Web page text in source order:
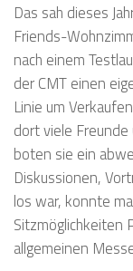
Das sah dieses
Friends-
nach einem
der CMT einen
Linie um
dort viele
boten sie ein
Diskussionen,
los war, konnte
Sitzmöglichkeiten
allgemeinen